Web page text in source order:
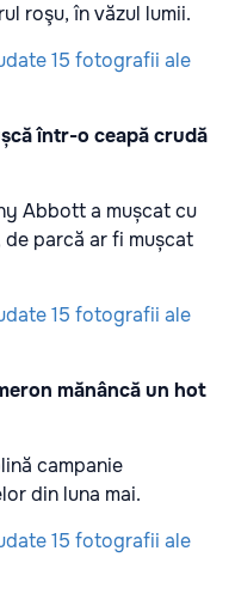
roşu, în văzul lumii.
într-o ceapă crudă
Abbott a mușcat cu
parcă ar fi mușcat
mănâncă un hot
campanie
din luna mai.